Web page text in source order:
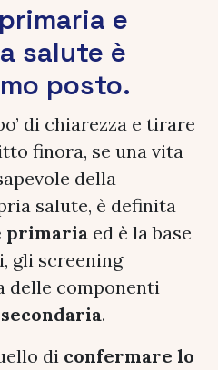
e
salute è
posto.
di chiarezza e tirare
finora, se una vita
della
salute, è definita
primaria ed è la base
gli screening
delle componenti
.
di confermare lo